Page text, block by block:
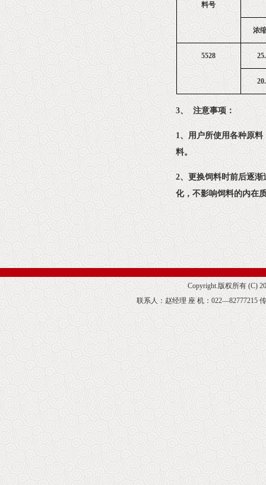
料号
浓
5528
3、 注意事项：
1、用户所使用各种原
料。
2、更换饲料时前后逐
化，不影响饲料的内在
Copyright.版权所有 (C)
联系人：赵经理 座 机：022—82777215